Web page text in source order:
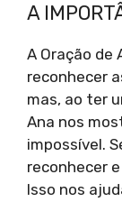
A
A Oração de
reconhecer
mas, ao ter
Ana nos
impossível.
reconhecer
Isso nos